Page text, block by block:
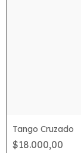
Tango Cruzado
$18.000,00